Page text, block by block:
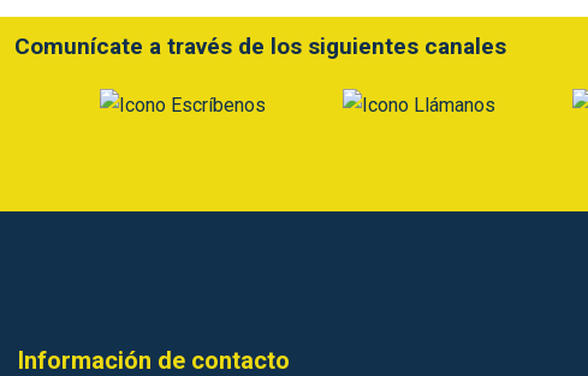
Comunícate a través de los siguientes canales
Información de contacto